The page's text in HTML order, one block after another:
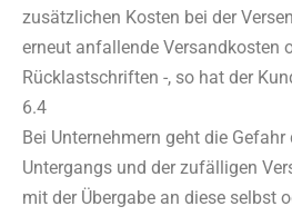
zusätzlichen Kosten bei der
erneut anfallende Versandkosten
Rücklastschriften -, so hat der
6.4
Bei Unternehmern geht die
Untergangs und der zufälligen
mit der Übergabe an diese selbst